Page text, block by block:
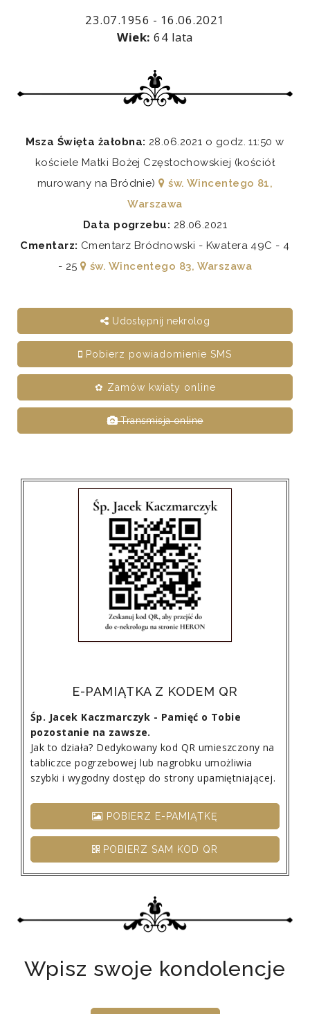
23.07.1956 - 16.06.2021
Wiek: 64 lata
Msza Święta żałobna: 28.06.2021 o godz. 11:50 w
kościele Matki Bożej Częstochowskiej (kościół
murowany na Bródnie)
św. Wincentego 81,
Warszawa
Data pogrzebu: 28.06.2021
Cmentarz: Cmentarz Bródnowski - Kwatera 49C - 4
- 25
św. Wincentego 83, Warszawa
Udostępnij nekrolog
Pobierz powiadomienie SMS
✿ Zamów kwiaty online
Transmisja online
E-PAMIĄTKA Z KODEM QR
Śp. Jacek Kaczmarczyk - Pamięć o Tobie
pozostanie na zawsze.
Jak to działa? Dedykowany kod QR umieszczony na
tabliczce pogrzebowej lub nagrobku umożliwia
szybki i wygodny dostęp do strony upamiętniającej.
POBIERZ E-PAMIĄTKĘ
POBIERZ SAM KOD QR
Wpisz swoje kondolencje